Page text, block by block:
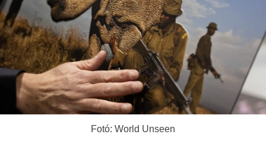
Fotó: World Unseen